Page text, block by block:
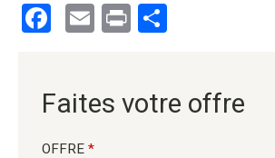
Facebook
EmailPrint
Faites votre offre
OFFRE *